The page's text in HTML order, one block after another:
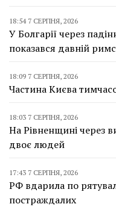
18:54 7 СЕРПНЯ, 2026
У Болгарії через
показався давній
18:09 7 СЕРПНЯ, 2026
Частина Києва
18:03 7 СЕРПНЯ, 2026
На Рівненщині через
двоє людей
17:43 7 СЕРПНЯ, 2026
РФ вдарила по
постраждалих